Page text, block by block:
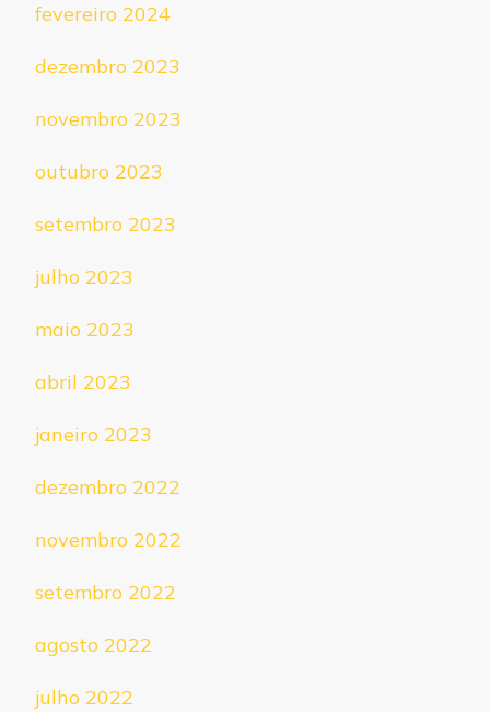
fevereiro 2024
dezembro 2023
novembro 2023
outubro 2023
setembro 2023
julho 2023
maio 2023
abril 2023
janeiro 2023
dezembro 2022
novembro 2022
setembro 2022
agosto 2022
julho 2022